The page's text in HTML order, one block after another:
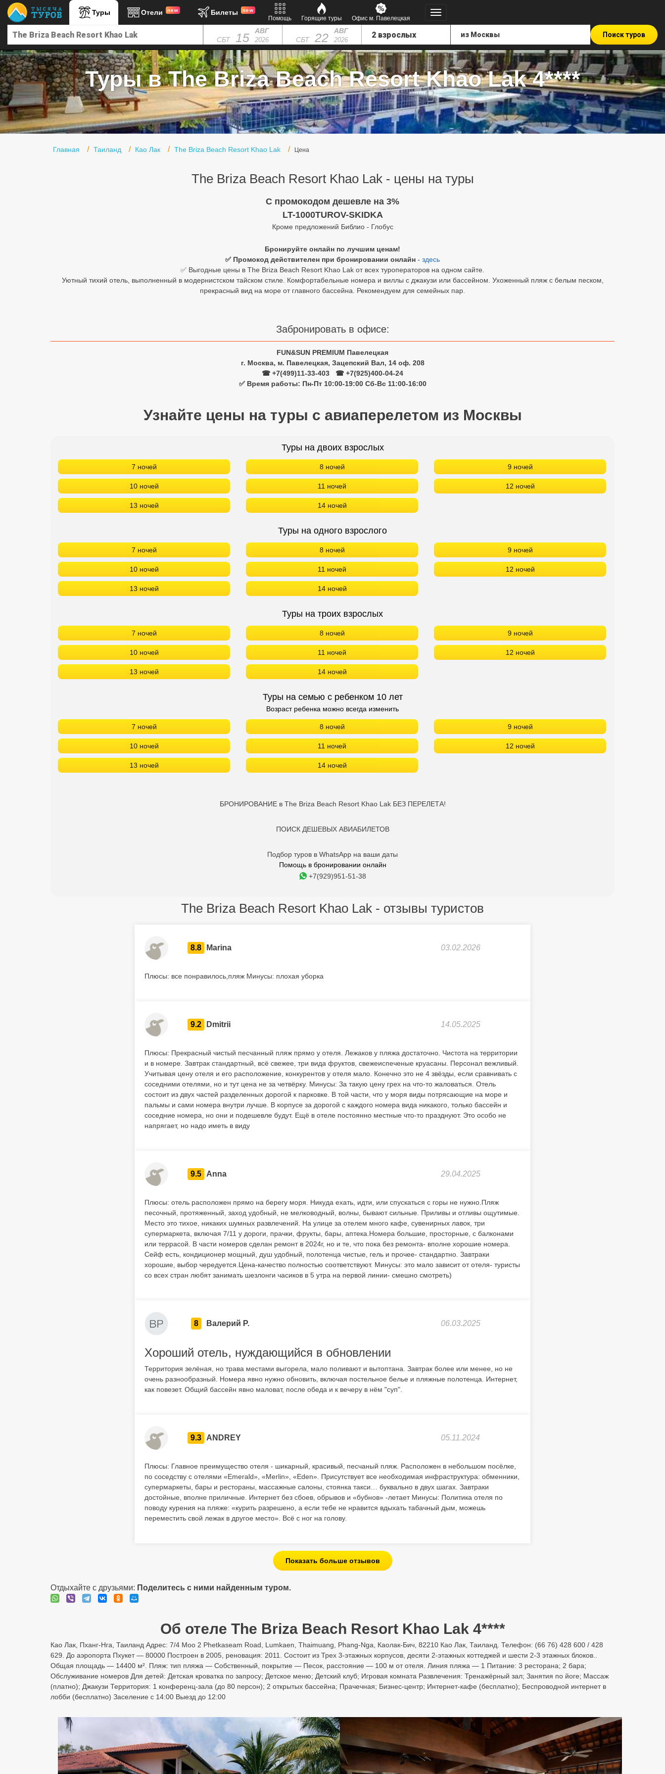
Туры Отели new Билеты new
Помощь Горящие туры Офис м. Павелецкая
СБТ 15 АВГ
2026 СБТ 22 АВГ
2026
Поиск туров
Туры в The Briza Beach Resort Khao Lak 4****
Главная Таиланд Као Лак The Briza Beach Resort Khao Lak Цена
The Briza Beach Resort Khao Lak - цены на туры
C промокодом дешевле на 3%
LT-1000TUROV-SKIDKA
Кроме предложений Библио - Глобус
Бронируйте онлайн по лучшим ценам!
✅ Промокод действителен при бронировании онлайн - здесь
✅ Выгодные цены в The Briza Beach Resort Khao Lak от всех туроператоров на одном сайте.
Уютный тихий отель, выполненный в модернистском тайском стиле. Комфортабельные номера и виллы с джакузи или бассейном. Ухоженный пляж с белым песком,
прекрасный вид на море от главного бассейна. Рекомендуем для семейных пар.
Забронировать в офисе:
FUN&SUN PREMIUM Павелецкая
г. Москва, м. Павелецкая, Зацепский Вал, 14 оф. 208
☎ +7(499)11-33-403
☎ +7(925)400-04-24
✅ Время работы: Пн-Пт 10:00-19:00 Сб-Вс 11:00-16:00
Узнайте цены на туры с авиаперелетом из Москвы
Туры на двоих взрослых
7 ночей 8 ночей 9 ночей
10 ночей 11 ночей 12 ночей
13 ночей 14 ночей
Туры на одного взрослого
7 ночей 8 ночей 9 ночей
10 ночей 11 ночей 12 ночей
13 ночей 14 ночей
Туры на троих взрослых
7 ночей 8 ночей 9 ночей
10 ночей 11 ночей 12 ночей
13 ночей 14 ночей
Туры на семью с ребенком 10 лет
Возраст ребенка можно всегда изменить
7 ночей 8 ночей 9 ночей
10 ночей 11 ночей 12 ночей
13 ночей 14 ночей
БРОНИРОВАНИЕ в The Briza Beach Resort Khao Lak БЕЗ ПЕРЕЛЕТА!
ПОИСК ДЕШЕВЫХ АВИАБИЛЕТОВ
Подбор туров в WhatsApp на ваши даты
Помощь в бронировании онлайн
+7(929)951-51-38
The Briza Beach Resort Khao Lak - отзывы туристов
8.8 Marina 03.02.2026
Плюсы: все понравилось,пляж Минусы: плохая уборка
9.2 Dmitrii 14.05.2025
Плюсы: Прекрасный чистый песчанный пляж прямо у отеля. Лежаков у пляжа достаточно. Чистота на территории
и в номере. Завтрак стандартный, всё свежее, три вида фруктов, свежеиспеченые круасаны. Персонал вежливый.
Учитывая цену отеля и его расположение, конкурентов у отеля мало. Конечно это не 4 звёзды, если сравнивать с
соседними отелями, но и тут цена не за четвёрку. Минусы: За такую цену грех на что-то жаловаться. Отель
состоит из двух частей разделенных дорогой к парковке. В той части, что у моря виды потрясающие на море и
пальмы и сами номера внутри лучше. В корпусе за дорогой с каждого номера вида никакого, только бассейн и
соседние номера, но они и подешевле будут. Ещё в отеле постоянно местные что-то празднуют. Это особо не
напрягает, но надо иметь в виду
9.5 Anna 29.04.2025
Плюсы: отель расположен прямо на берегу моря. Никуда ехать, идти, или спускаться с горы не нужно.Пляж
песочный, протяженный, заход удобный, не мелководный, волны, бывают сильные. Приливы и отливы ощутимые.
Место это тихое, никаких шумных развлечений. На улице за отелем много кафе, сувенирных лавок, три
супермаркета, включая 7/11 у дороги, прачки, фрукты, бары, аптека.Номера большие, просторные, с балконами
или террасой. В части номеров сделан ремонт в 2024г, но и те, что пока без ремонта- вполне хорошие номера.
Сейф есть, кондиционер мощный, душ удобный, полотенца чистые, гель и прочее- стандартно. Завтраки
хорошие, выбор чередуется.Цена-качество полностью соответствуют. Минусы: это мало зависит от отеля- туристы
со всех стран любят занимать шезлонги часиков в 5 утра на первой линии- смешно смотреть)
8 Валерий Р. 06.03.2025
Хороший отель, нуждающийся в обновлении
Территория зелёная, но трава местами выгорела, мало поливают и вытоптана. Завтрак более или менее, но не
очень разнообразный. Номера явно нужно обновить, включая постельное белье и пляжные полотенца. Интернет,
как повезет. Общий бассейн явно маловат, после обеда и к вечеру в нём "суп".
9.3 ANDREY 05.11.2024
Плюсы: Главное преимущество отеля - шикарный, красивый, песчаный пляж. Расположен в небольшом посёлке,
по соседству с отелями «Emerald», «Merlin», «Eden». Присутствует все необходимая инфраструктура: обменники,
супермаркеты, бары и рестораны, массажные салоны, стоянка такси… буквально в двух шагах. Завтраки
достойные, вполне приличные. Интернет без сбоев, обрывов и «бубнов» -летает Минусы: Политика отеля по
поводу курения на пляже: «курить разрешено, а если тебе не нравится вдыхать табачный дым, можешь
переместить свой лежак в другое место». Всё с ног на голову.
Показать больше отзывов
Отдыхайте с друзьями: Поделитесь с ними найденным туром.
Об отеле The Briza Beach Resort Khao Lak 4****
Као Лак, Пханг-Нга, Таиланд Адрес: 7/4 Moo 2 Phetkaseam Road, Lumkaen, Thaimuang, Phang-Nga, Каолак-Бич, 82210 Као Лак, Таиланд. Телефон: (66 76) 428 600 / 428
629. До аэропорта Пхукет — 80000 Построен в 2005, реновация: 2011. Состоит из Трех 3-этажных корпусов, десяти 2-этажных коттеджей и шести 2-3 этажных блоков..
Общая площадь — 14400 м². Пляж: тип пляжа — Собственный, покрытие — Песок, расстояние — 100 м от отеля. Линия пляжа — 1 Питание: 3 ресторана; 2 бара;
Обслуживание номеров Для детей: Детская кроватка по запросу; Детское меню; Детский клуб; Игровая комната Развлечения: Тренажёрный зал; Занятия по йоге; Массаж
(платно); Джакузи Территория: 1 конференц-зала (до 80 персон); 2 открытых бассейна; Прачечная; Бизнес-центр; Интернет-кафе (бесплатно); Беспроводной интернет в
лобби (бесплатно) Заселение с 14:00 Выезд до 12:00
Главная
Туры в Турцию
Туры в Египет
Туры в ОАЭ
Офис г. Москва
Кав Мин Воды
Экскурсионные туры
VIP отели 5 звезд
ТОП 10 недорогих отелей
Лучшие отели 4* звезды
Недорогие отели 4*
Лучшие отели 3* звезды
Недорогие отели 3*
Сетевые отели Турции
Сетевые отели Таиланда